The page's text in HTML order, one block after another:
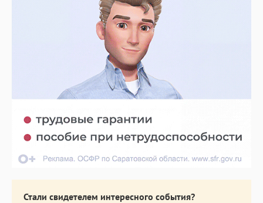
Стали свидетелем интересного события?